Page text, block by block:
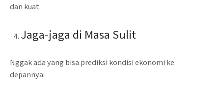
dan kuat.
Jaga-jaga di Masa Sulit
Nggak ada yang bisa prediksi kondisi ekonomi ke
depannya.